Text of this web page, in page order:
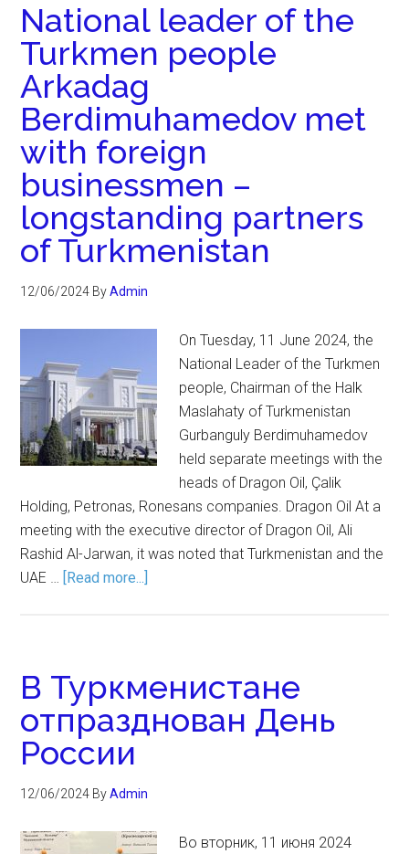
National leader of the
Turkmen people
Arkadag
Berdimuhamedov met
with foreign
businessmen –
longstanding partners
of Turkmenistan
12/06/2024 ByAdmin
On Tuesday, 11 June 2024, the
National Leader of the Turkmen
people, Chairman of the Halk
Maslahaty of Turkmenistan
Gurbanguly Berdimuhamedov
held separate meetings with the
heads of Dragon Oil, Çalik
Holding, Petronas, Ronesans companies. Dragon Oil At a
meeting with the executive director of Dragon Oil, Ali
Rashid Al-Jarwan, it was noted that Turkmenistan and the
UAE … [Read more...]
В Туркменистане
отпразднован День
России
12/06/2024 ByAdmin
Во вторник, 11 июня 2024